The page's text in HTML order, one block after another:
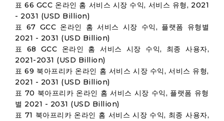
표 66 GCC 온라인 홈 서비스 시장 수익, 서비스 유형, 2021
- 2031 (USD Billion)
표 67 GCC 온라인 홈 서비스 시장 수익, 플랫폼 유형별
2021 - 2031 (USD Billion)
표 68 GCC 온라인 홈 서비스 시장 수익, 최종 사용자,
2021-2031 (USD Billion)
표 69 북아프리카 온라인 홈 서비스 시장 수익, 서비스 유형,
2021 - 2031 (USD Billion)
표 70 북아프리카 온라인 홈 서비스 시장 수익, 플랫폼 유형
별 2021 - 2031 (USD Billion)
표 71 북아프리카 온라인 홈 서비스 시장 수익, 최종 사용자,